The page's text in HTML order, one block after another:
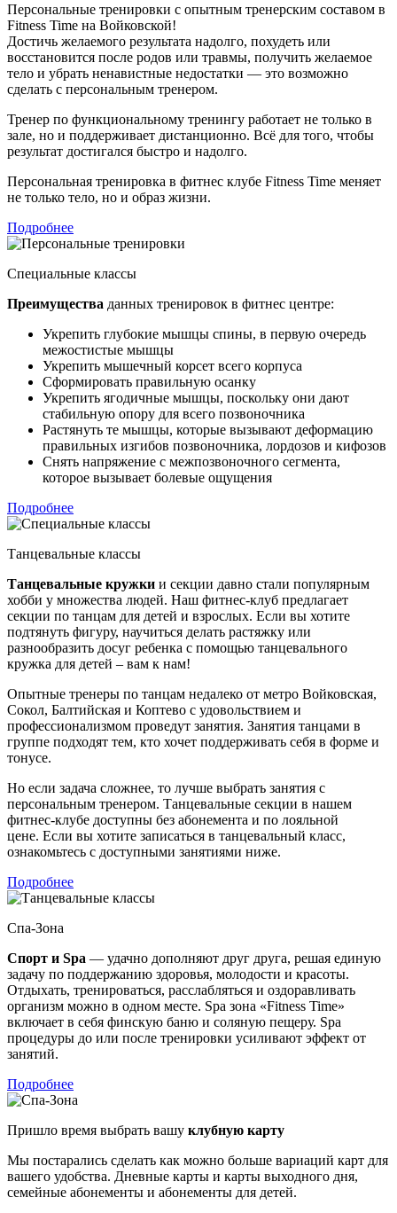
Персональные тренировки с опытным тренерским составом в
Fitness Time на Войковской!
Достичь желаемого результата надолго, похудеть или
восстановится после родов или травмы, получить желаемое
тело и убрать ненавистные недостатки — это возможно
сделать с персональным тренером.
Тренер по функциональному тренингу работает не только в
зале, но и поддерживает дистанционно. Всё для того, чтобы
результат достигался быстро и надолго.
Персональная тренировка в фитнес клубе Fitness Time меняет
не только тело, но и образ жизни.
Подробнее
Специальные классы
Преимущества данных тренировок в фитнес центре:
Укрепить глубокие мышцы спины, в первую очередь
межостистые мышцы
Укрепить мышечный корсет всего корпуса
Сформировать правильную осанку
Укрепить ягодичные мышцы, поскольку они дают
стабильную опору для всего позвоночника
Растянуть те мышцы, которые вызывают деформацию
правильных изгибов позвоночника, лордозов и кифозов
Снять напряжение с межпозвоночного сегмента,
которое вызывает болевые ощущения
Подробнее
Танцевальные классы
Танцевальные кружки и секции давно стали популярным
хобби у множества людей. Наш фитнес-клуб предлагает
секции по танцам для детей и взрослых. Если вы хотите
подтянуть фигуру, научиться делать растяжку или
разнообразить досуг ребенка с помощью танцевального
кружка для детей – вам к нам!
Опытные тренеры по танцам недалеко от метро Войковская,
Сокол, Балтийская и Коптево с удовольствием и
профессионализмом проведут занятия. Занятия танцами в
группе подходят тем, кто хочет поддерживать себя в форме и
тонусе.
Но если задача сложнее, то лучше выбрать занятия с
персональным тренером. Танцевальные секции в нашем
фитнес-клубе доступны без абонемента и по лояльной
цене. Если вы хотите записаться в танцевальный класс,
ознакомьтесь с доступными занятиями ниже.
Подробнее
Спа-Зона
Спорт и Spa — удачно дополняют друг друга, решая единую
задачу по поддержанию здоровья, молодости и красоты.
Отдыхать, тренироваться, расслабляться и оздоравливать
организм можно в одном месте. Spa зона «Fitness Time»
включает в себя финскую баню и соляную пещеру. Spa
процедуры до или после тренировки усиливают эффект от
занятий.
Подробнее
Пришло время выбрать вашу клубную карту
Мы постарались сделать как можно больше вариаций карт для
вашего удобства. Дневные карты и карты выходного дня,
семейные абонементы и абонементы для детей.